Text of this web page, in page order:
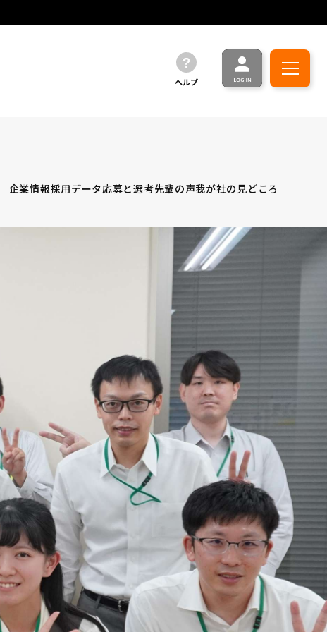
ヘルプ
企業情報採用データ応募と選考先輩の声我が社の見どころ